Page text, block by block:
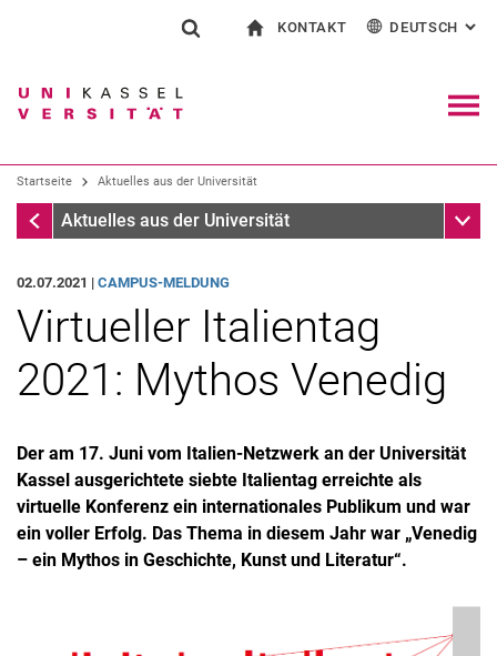
Springe direkt zu: Inhalt
Springe direkt zu: Suche
Springe direkt zu:
Suchen (öffnet externen Link in einem
KONTAKT
Kontakt für Presse und Öffentlichkeit
Einrichtungen suchen
DEUTSCH :
Startseite Aktuelles aus der Universität
Startseite
Aktuelles aus der Universität
02.07.2021 | CAMPUS-MELDUNG
Virtueller Italientag
2021: Mythos Venedig
Der am 17. Juni vom Italien-Netzwerk an der Universität
Kassel ausgerichtete siebte Italientag erreichte als
virtuelle Konferenz ein internationales Publikum und war
ein voller Erfolg. Das Thema in diesem Jahr war „Venedig
– ein Mythos in Geschichte, Kunst und Literatur“.